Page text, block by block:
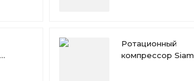
Ротационный
компрессор Siam